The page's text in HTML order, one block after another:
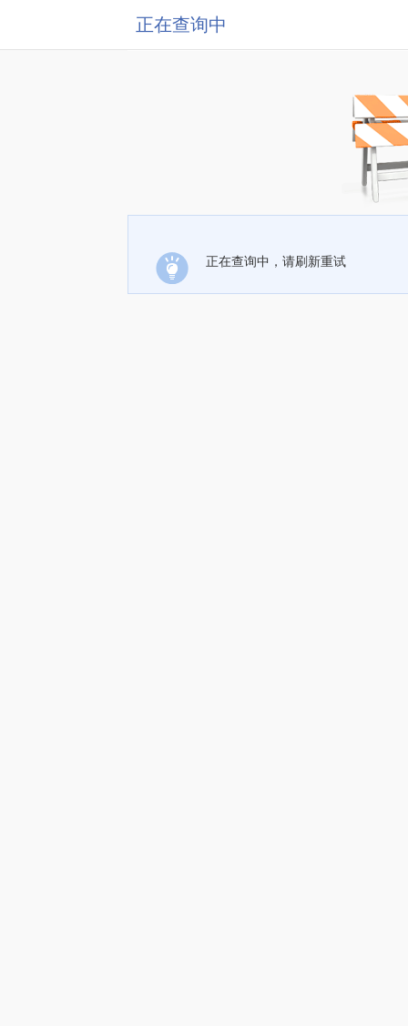
正在查询中
正在查询中，请刷新重试